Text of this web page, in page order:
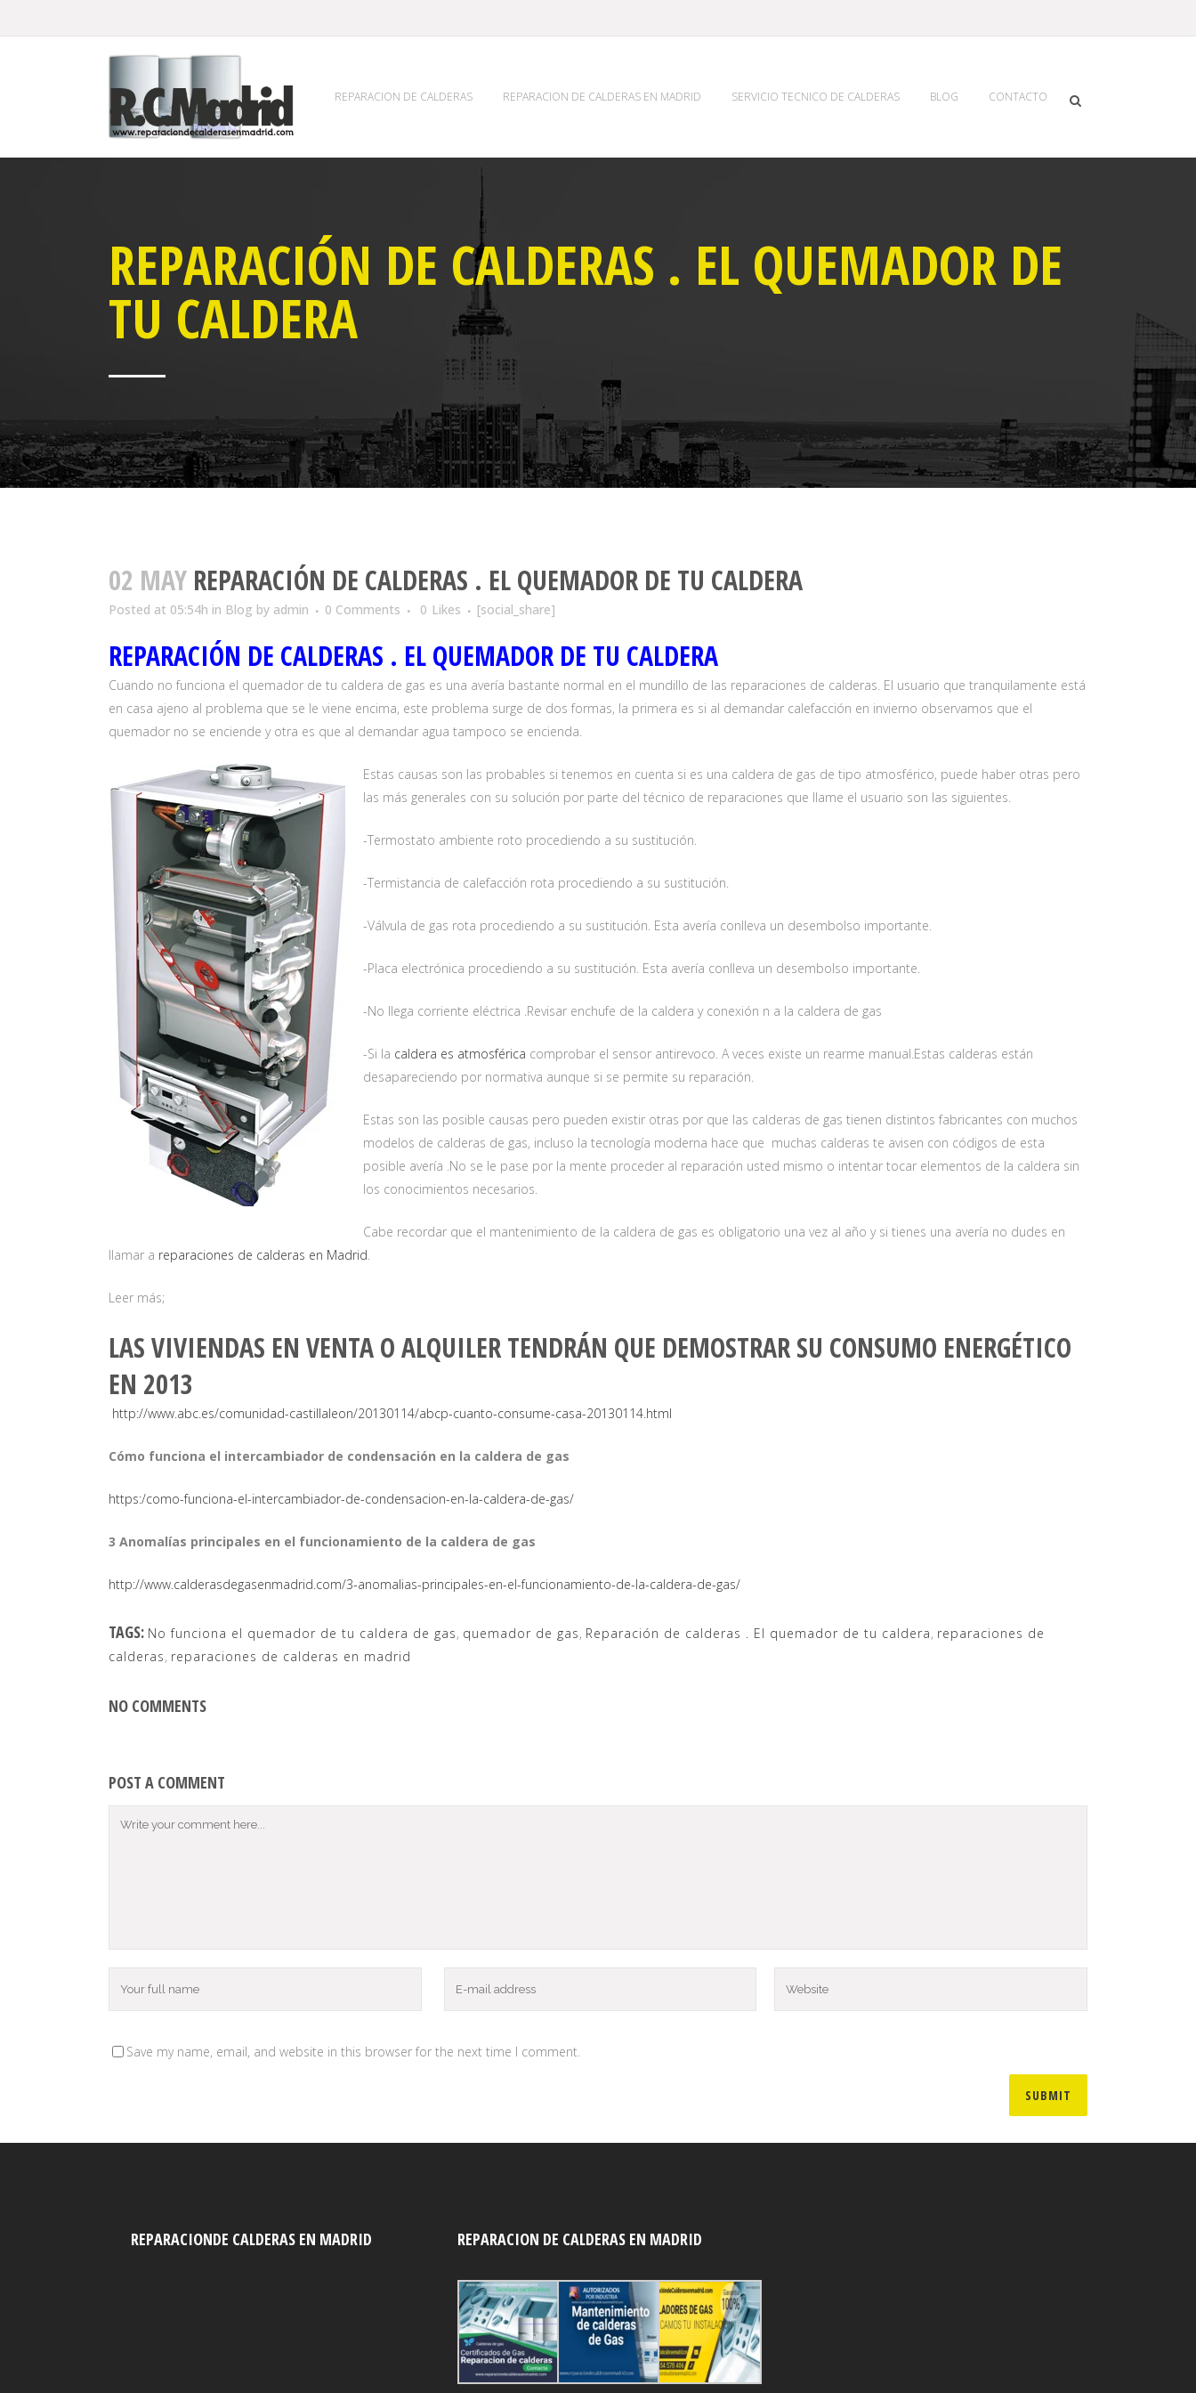
REPARACION DE CALDERAS REPARACION DE CALDERAS EN MADRID SERVICIO TECNICO DE CALDERAS BLOG CONTACTO
REPARACIÓN DE CALDERAS . EL QUEMADOR DE
TU CALDERA
02 MAY REPARACIÓN DE CALDERAS . EL QUEMADOR DE TU CALDERA
Posted at 05:54h in Blog by admin 0 Comments 0 Likes [social_share]
REPARACIÓN DE CALDERAS . EL QUEMADOR DE TU CALDERA
Cuando no funciona el quemador de tu caldera de gas es una avería bastante normal en el mundillo de las reparaciones de calderas. El usuario que tranquilamente está
en casa ajeno al problema que se le viene encima, este problema surge de dos formas, la primera es si al demandar calefacción en invierno observamos que el
quemador no se enciende y otra es que al demandar agua tampoco se encienda.
Estas causas son las probables si tenemos en cuenta si es una caldera de gas de tipo atmosférico, puede haber otras pero
las más generales con su solución por parte del técnico de reparaciones que llame el usuario son las siguientes.
-Termostato ambiente roto procediendo a su sustitución.
-Termistancia de calefacción rota procediendo a su sustitución.
-Válvula de gas rota procediendo a su sustitución. Esta avería conlleva un desembolso importante.
-Placa electrónica procediendo a su sustitución. Esta avería conlleva un desembolso importante.
-No llega corriente eléctrica .Revisar enchufe de la caldera y conexión n a la caldera de gas
-Si la caldera es atmosférica comprobar el sensor antirevoco. A veces existe un rearme manual.Estas calderas están
desapareciendo por normativa aunque si se permite su reparación.
Estas son las posible causas pero pueden existir otras por que las calderas de gas tienen distintos fabricantes con muchos
modelos de calderas de gas, incluso la tecnología moderna hace que muchas calderas te avisen con códigos de esta
posible avería .No se le pase por la mente proceder al reparación usted mismo o intentar tocar elementos de la caldera sin
los conocimientos necesarios.
Cabe recordar que el mantenimiento de la caldera de gas es obligatorio una vez al año y si tienes una avería no dudes en
llamar a reparaciones de calderas en Madrid.
Leer más;
LAS VIVIENDAS EN VENTA O ALQUILER TENDRÁN QUE DEMOSTRAR SU CONSUMO ENERGÉTICO
EN 2013
http://www.abc.es/comunidad-castillaleon/20130114/abcp-cuanto-consume-casa-20130114.html
Cómo funciona el intercambiador de condensación en la caldera de gas
https:/como-funciona-el-intercambiador-de-condensacion-en-la-caldera-de-gas/
3 Anomalías principales en el funcionamiento de la caldera de gas
http://www.calderasdegasenmadrid.com/3-anomalias-principales-en-el-funcionamiento-de-la-caldera-de-gas/
TAGS: No funciona el quemador de tu caldera de gas, quemador de gas, Reparación de calderas . El quemador de tu caldera, reparaciones de
calderas, reparaciones de calderas en madrid
NO COMMENTS
POST A COMMENT
Save my name, email, and website in this browser for the next time I comment.
REPARACIONDE CALDERAS EN MADRID REPARACION DE CALDERAS EN MADRID